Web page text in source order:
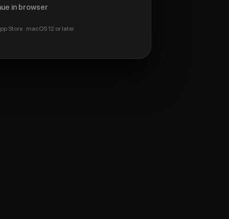
in browser
Store · macOS 12 or later